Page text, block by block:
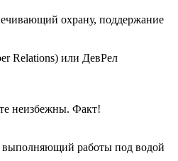
охрану, поддержание
Relations) или ДевРел
неизбежны. Факт!
выполняющий работы под водой